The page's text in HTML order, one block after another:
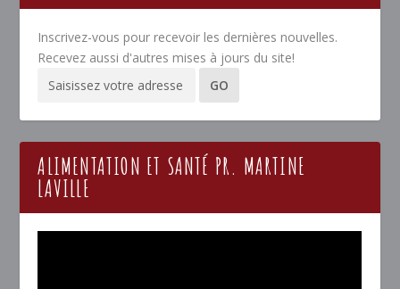
Inscrivez-vous pour recevoir les dernières nouvelles.
Recevez aussi d'autres mises à jours du site!
ALIMENTATION ET SANTÉ PR. MARTINE
LAVILLE